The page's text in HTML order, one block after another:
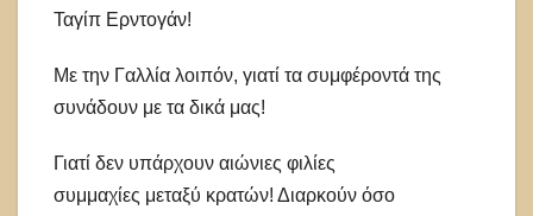
Ταγίπ Ερντογάν!
Με την Γαλλία λοιπόν, γιατί τα συμφέροντά της
συνάδουν με τα δικά μας!
Γιατί δεν υπάρχουν αιώνιες φιλίες
συμμαχίες μεταξύ κρατών! Διαρκούν όσο